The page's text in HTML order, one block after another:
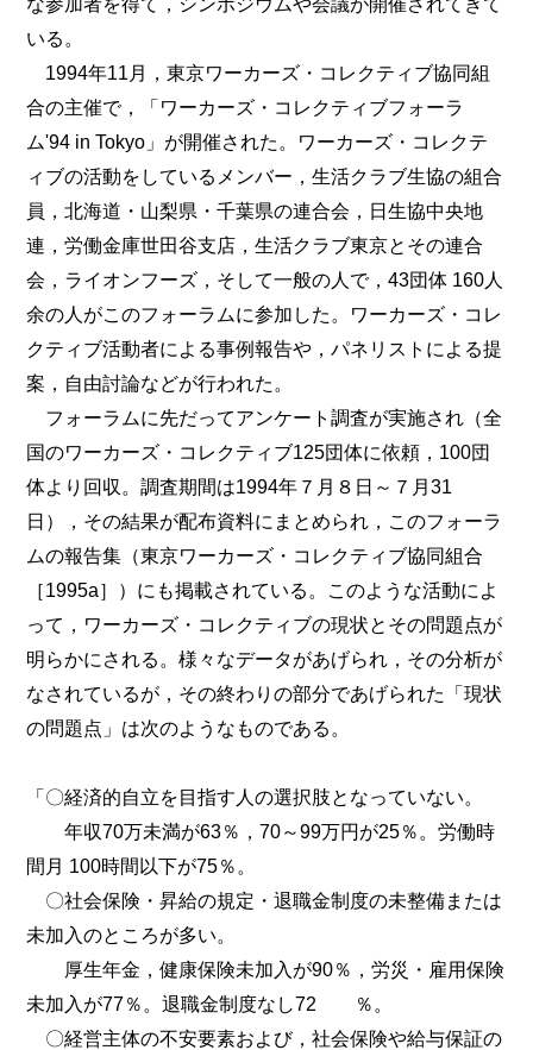
いる。
1994年11月，東京ワーカーズ・コレクティブ協同組
合の主催で，「ワーカーズ・コレクティブフォーラ
ム'94 in Tokyo」が開催された。ワーカーズ・コレクテ
ィブの活動をしているメンバー，生活クラブ生協の組合
員，北海道・山梨県・千葉県の連合会，日生協中央地
連，労働金庫世田谷支店，生活クラブ東京とその連合
会，ライオンフーズ，そして一般の人で，43団体 160人
余の人がこのフォーラムに参加した。ワーカーズ・コレ
クティブ活動者による事例報告や，パネリストによる提
案，自由討論などが行われた。
フォーラムに先だってアンケート調査が実施され（全
国のワーカーズ・コレクティブ125団体に依頼，100団
体より回収。調査期間は1994年７月８日～７月31
日），その結果が配布資料にまとめられ，このフォーラ
ムの報告集（東京ワーカーズ・コレクティブ協同組合
［1995a］）にも掲載されている。このような活動によ
って，ワーカーズ・コレクティブの現状とその問題点が
明らかにされる。様々なデータがあげられ，その分析が
なされているが，その終わりの部分であげられた「現状
の問題点」は次のようなものである。
「〇経済的自立を目指す人の選択肢となっていない。
年収70万未満が63％，70～99万円が25％。労働時
間月 100時間以下が75％。
〇社会保険・昇給の規定・退職金制度の未整備または
未加入のところが多い。
厚生年金，健康保険未加入が90％，労災・雇用保険
未加入が77％。退職金制度なし72 ％。
〇経営主体の不安要素および，社会保険や給与保証の